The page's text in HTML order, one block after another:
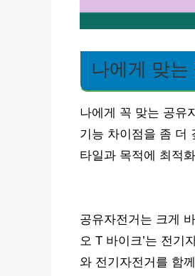
나에게 맞는
나에게 꼭 맞는 공유
기능 차이점을 좀 더
타일과 목적에 최적
공유자전거는 크게
오 T 바이크’는 전기
와 전기자전거를 함